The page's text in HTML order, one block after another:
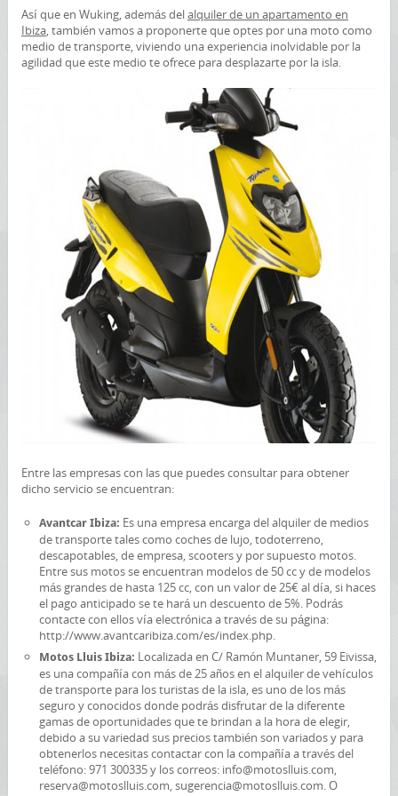
Así que en Wuking, además delalquiler de un apartamento en
Ibiza, también vamos a proponerte que optes por una moto como
medio de transporte, viviendo una experiencia inolvidable por la
agilidad que este medio te ofrece para desplazarte por la isla.
Entre las empresas con las que puedes consultar para obtener
dicho servicio se encuentran:
Avantcar Ibiza: Es una empresa encarga del alquiler de medios
de transporte tales como coches de lujo, todoterreno,
descapotables, de empresa, scooters y por supuesto motos.
Entre sus motos se encuentran modelos de 50 cc y de modelos
más grandes de hasta 125 cc, con un valor de 25€ al día, si haces
el pago anticipado se te hará un descuento de 5%. Podrás
contacte con ellos vía electrónica a través de su página:
http://www.avantcaribiza.com/es/index.php.
Motos Lluis Ibiza: Localizada en C/ Ramón Muntaner, 59 Eivissa,
es una compañía con más de 25 años en el alquiler de vehículos
de transporte para los turistas de la isla, es uno de los más
seguro y conocidos donde podrás disfrutar de la diferente
gamas de oportunidades que te brindan a la hora de elegir,
debido a su variedad sus precios también son variados y para
obtenerlos necesitas contactar con la compañía a través del
teléfono: 971 300335 y los correos: info@motoslluis.com,
reserva@motoslluis.com, sugerencia@motoslluis.com. O